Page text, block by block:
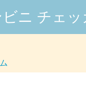
ビニ チェッ